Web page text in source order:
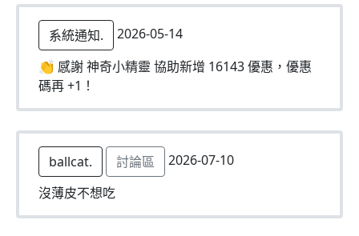
系統通知.
2026-05-14
👏 感謝 神奇小精靈 協助新增 16143 優惠，優惠
碼再 +1！
ballcat. 討論區
2026-07-10
沒薄皮不想吃